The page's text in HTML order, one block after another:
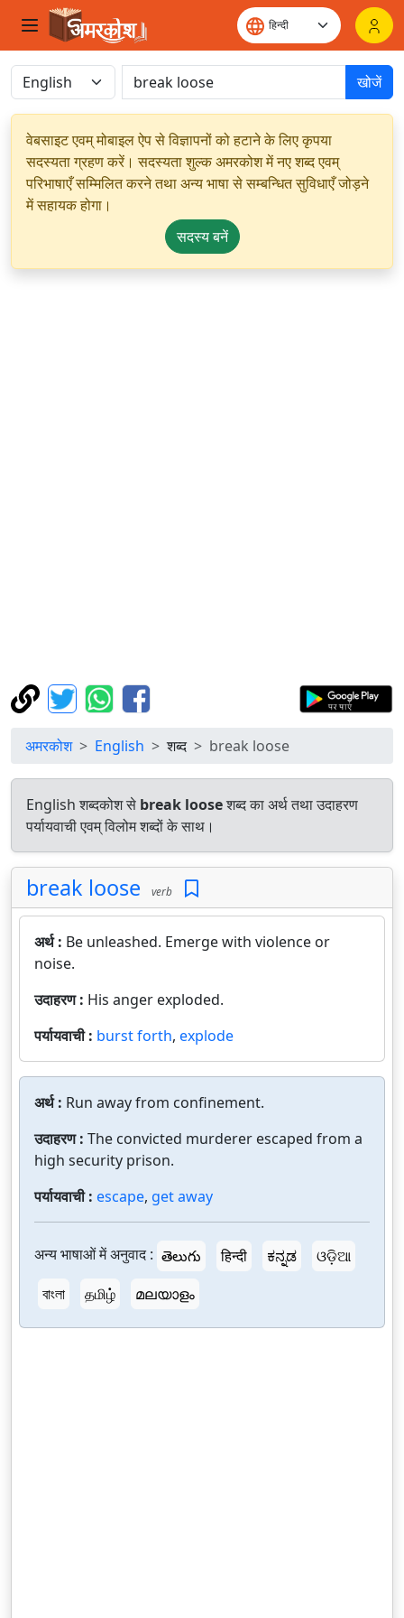
खोजें
वेबसाइट एवम् मोबाइल ऐप से विज्ञापनों को हटाने के लिए कृपया
सदस्यता ग्रहण करें। सदस्यता शुल्क अमरकोश में नए शब्द एवम्
परिभाषाएँ सम्मिलित करने तथा अन्य भाषा से सम्बन्धित सुविधाएँ जोड़ने
में सहायक होगा।
सदस्य बनें
अमरकोश English शब्द break loose
English शब्दकोश से break looseशब्द का अर्थ तथा उदाहरण
पर्यायवाची एवम् विलोम शब्दों के साथ।
break loose verb
अर्थ : Be unleashed. Emerge with violence or
noise.
उदाहरण : His anger exploded.
पर्यायवाची : burst forth, explode
अर्थ : Run away from confinement.
उदाहरण : The convicted murderer escaped from a
high security prison.
पर्यायवाची : escape, get away
अन्य भाषाओं में अनुवाद : తెలుగు हिन्दी ಕನ್ನಡ
ଓଡ଼ିଆ
বাংলা
தமிழ் മലയാളം